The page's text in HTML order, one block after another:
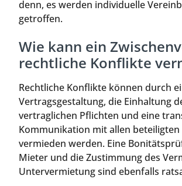
denn, es werden individuelle
getroffen.
Wie kann ein
rechtliche Konflikte
Rechtliche Konflikte können durch
Vertragsgestaltung, die Einhaltung
vertraglichen Pflichten und eine
Kommunikation mit allen beteiligten
vermieden werden. Eine
Mieter und die Zustimmung des
Untervermietung sind ebenfalls